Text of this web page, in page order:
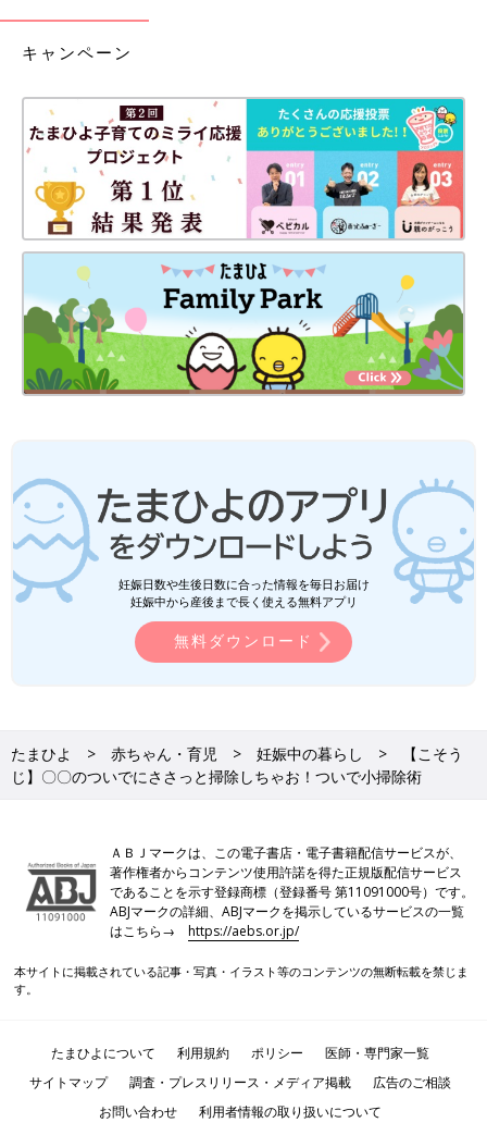
キャンペーン
妊娠日数や生後日数に合った情報を毎日お届け
妊娠中から産後まで長く使える無料アプリ
無料ダウンロード
たまひよ 赤ちゃん・育児 妊娠中の暮らし
【こそう
じ】〇〇のついでにささっと掃除しちゃお！ついで小掃除術
ＡＢＪマークは、この電子書店・電子書籍配信サービスが、
著作権者からコンテンツ使用許諾を得た正規版配信サービス
であることを示す登録商標（登録番号 第11091000号）です。
ABJマークの詳細、ABJマークを掲示しているサービスの一覧
はこちら→https://aebs.or.jp/
本サイトに掲載されている記事・写真・イラスト等のコンテンツの無断転載を禁じま
す。
たまひよについて 利用規約 ポリシー
医師・専門家一覧
サイトマップ
調査・プレスリリース・メディア掲載
広告のご相談
お問い合わせ
利用者情報の取り扱いについて